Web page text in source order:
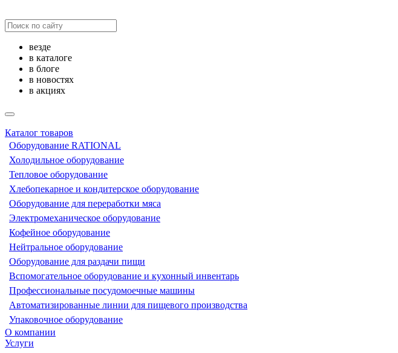
везде
в каталоге
в блоге
в новостях
в акциях
Каталог товаров
Оборудование RATIONAL
Холодильное оборудование
Тепловое оборудование
Хлебопекарное и кондитерское оборудование
Оборудование для переработки мяса
Электромеханическое оборудование
Кофейное оборудование
Нейтральное оборудование
Оборудование для раздачи пищи
Вспомогательное оборудование и кухонный инвентарь
Профессиональные посудомоечные машины
Автоматизированные линии для пищевого производства
Упаковочное оборудование
О компании
Услуги